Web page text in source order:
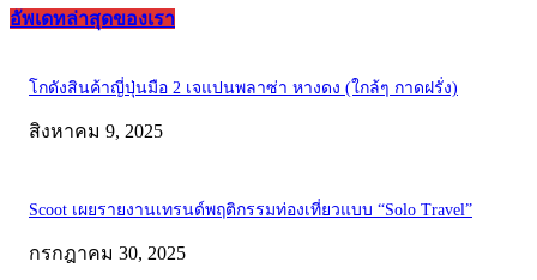
อัพเดทล่าสุดของเรา
โกดังสินค้าญี่ปุ่นมือ 2 เจแปนพลาซ่า หางดง (ใกล้ๆ กาดฝรั่ง)
สิงหาคม 9, 2025
Scoot เผยรายงานเทรนด์พฤติกรรมท่องเที่ยวแบบ “Solo Travel”
กรกฎาคม 30, 2025